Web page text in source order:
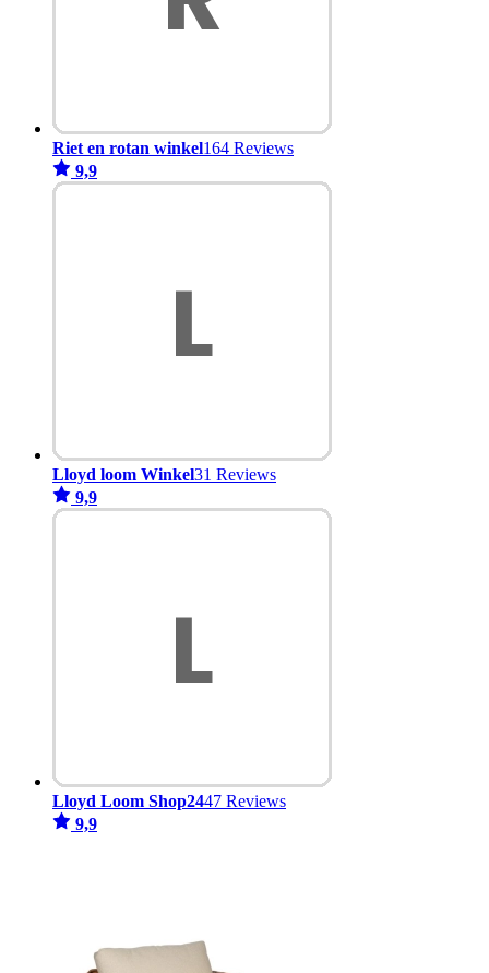
Riet en rotan winkel164 Reviews
9,9
Lloyd loom Winkel31 Reviews
9,9
Lloyd Loom Shop2447 Reviews
9,9